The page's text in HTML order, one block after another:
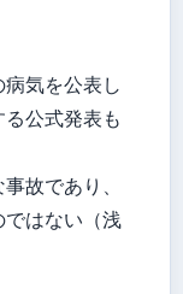
気を公表し
公式発表も
故であり、
はない（浅